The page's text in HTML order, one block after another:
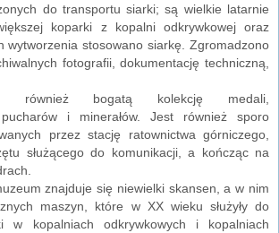
do transportu siarki; są wielkie latarnie
koparki z kopalni odkrywkowej oraz
wytworzenia stosowano siarkę. Zgromadzono
fotografii, dokumentację techniczną,
również bogatą kolekcję medali,
pucharów i minerałów. Jest również sporo
przez stację ratownictwa górniczego,
służącego do komunikacji, a kończąc na
znajduje się niewielki skansen, a w nim
maszyn, które w XX wieku służyły do
w kopalniach odkrywkowych i kopalniach